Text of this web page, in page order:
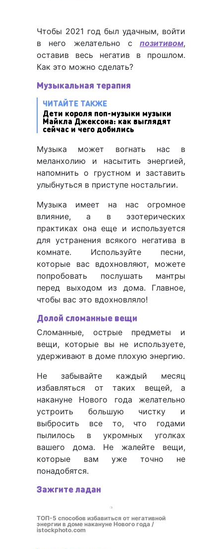
Чтобы 2021 год был удачным, войти
в него желательно с позитивом,
оставив весь негатив в прошлом.
Как это можно сделать?
Музыкальная терапия
ЧИТАЙТЕ ТАКЖЕ
Дети короля поп-музыки музыки
Майкла Джексона: как выглядят
сейчас и чего добились
Музыка может вогнать нас в
меланхолию и насытить энергией,
напомнить о грустном и заставить
улыбнуться в приступе ностальгии.
Музыка имеет на нас огромное
влияние, а в эзотерических
практиках она еще и используется
для устранения всякого негатива в
комнате. Используйте песни,
которые вас вдохновляют, можете
попробовать послушать мантры
перед выходом из дома. Главное,
чтобы вас это вдохновляло!
Долой сломанные вещи
Сломанные, острые предметы и
вещи, которые вы не используете,
удерживают в доме плохую энергию.
Не забывайте каждый месяц
избавляться от таких вещей, а
накануне Нового года желательно
устроить большую чистку и
выбросить все то, что годами
пылилось в укромных уголках
вашего дома. Не жалейте вещи,
которые вам уже точно не
понадобятся.
Зажгите ладан
ТОП-5 способов избавиться от негативной
энергии в доме накануне Нового года /
istockphoto.com